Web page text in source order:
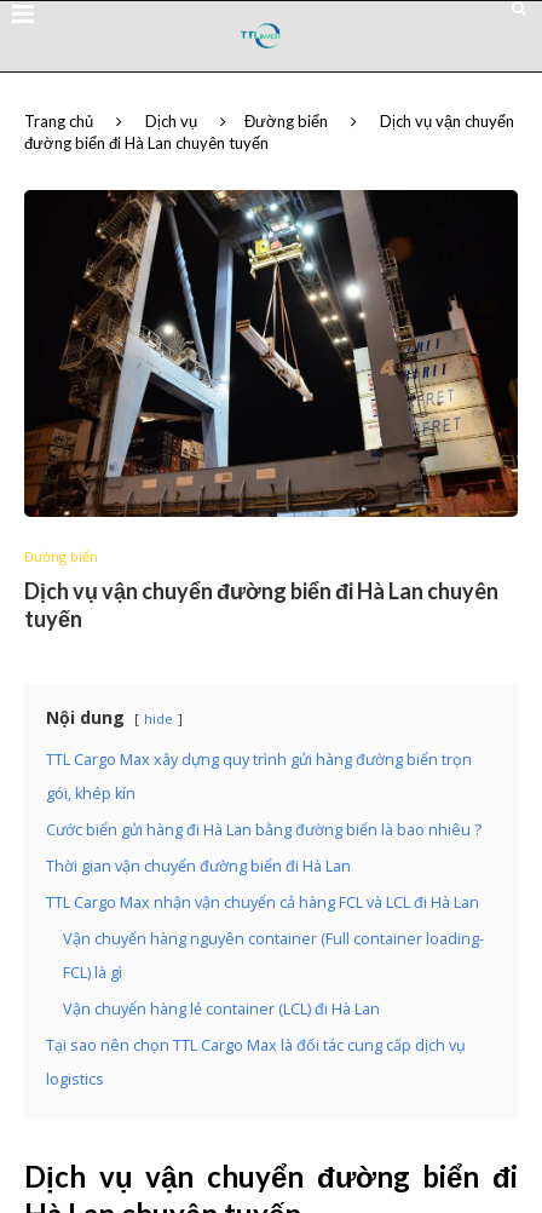
Trang chủ Dịch vụ Đường biển
Dịch vụ vận chuyển
đường biển đi Hà Lan chuyên tuyến
Đường biển
Dịch vụ vận chuyển đường biển đi Hà Lan chuyên
tuyến
Nội dung hide
TTL Cargo Max xây dựng quy trình gửi hàng đường biển trọn
gói, khép kín
Cước biển gửi hàng đi Hà Lan bằng đường biển là bao nhiêu ?
Thời gian vận chuyển đường biển đi Hà Lan
TTL Cargo Max nhận vận chuyển cả hàng FCL và LCL đi Hà Lan
Vận chuyển hàng nguyên container (Full container loading-
FCL) là gì
Vận chuyển hàng lẻ container (LCL) đi Hà Lan
Tại sao nên chọn TTL Cargo Max là đối tác cung cấp dịch vụ
logistics
Dịch vụ vận chuyển đường biển đi